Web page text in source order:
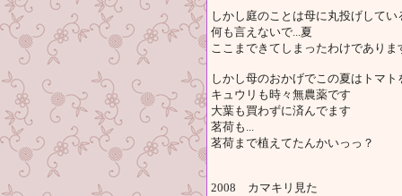
しかし庭のことは母に丸投げして
何も言えないで...夏
ここまできてしまったわけでありま
しかし母のおかげでこの夏はトマ
キュウリも時々無農薬です
大葉も買わずに済んでます
茗荷も...
茗荷まで植えてたんかいっっ？
2008 カマキリ見た